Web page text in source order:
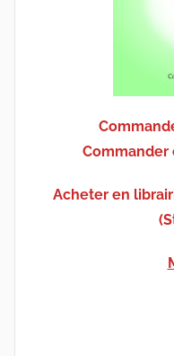
Acheter en